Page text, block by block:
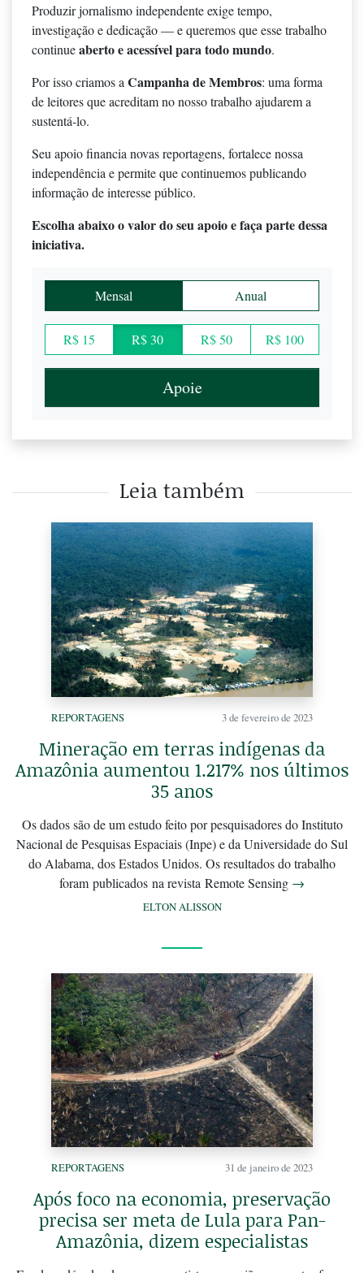
Produzir jornalismo independente exige tempo,
investigação e dedicação — e queremos que esse trabalho
continueaberto e acessível para todo mundo.
Por isso criamos a Campanha de Membros: uma forma
de leitores que acreditam no nosso trabalho ajudarem a
sustentá-lo.
Seu apoio financia novas reportagens, fortalece nossa
independência e permite que continuemos publicando
informação de interesse público.
Escolha abaixo o valor do seu apoio e faça parte dessa
iniciativa.
Mensal Anual
R$ 15 R$ 30 R$ 50 R$ 100
Apoie
Leia também
REPORTAGENS 3 de fevereiro de 2023
Mineração em terras indígenas da
Amazônia aumentou 1.217% nos últimos
35 anos
Os dados são de um estudo feito por pesquisadores do Instituto
Nacional de Pesquisas Espaciais (Inpe) e da Universidade do Sul
do Alabama, dos Estados Unidos. Os resultados do trabalho
foram publicados na revista Remote Sensing →
ELTON ALISSON
REPORTAGENS 31 de janeiro de 2023
Após foco na economia, preservação
precisa ser meta de Lula para Pan-
Amazônia, dizem especialistas